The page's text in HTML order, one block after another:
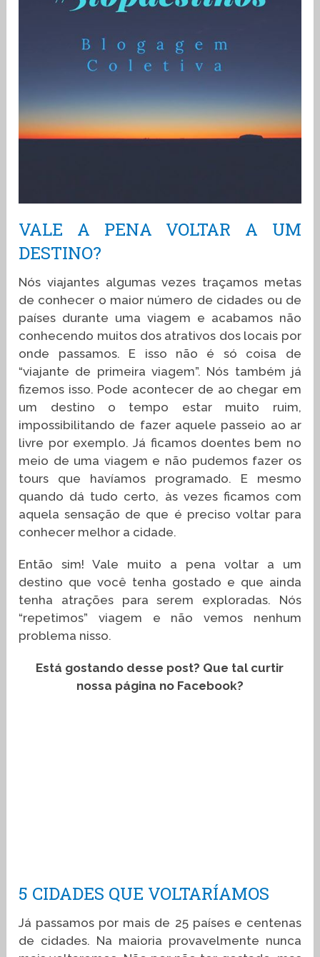
VALE A PENA VOLTAR A UM
DESTINO?
Nós viajantes algumas vezes traçamos metas
de conhecer o maior número de cidades ou de
países durante uma viagem e acabamos não
conhecendo muitos dos atrativos dos locais por
onde passamos. E isso não é só coisa de
“viajante de primeira viagem”. Nós também já
fizemos isso. Pode acontecer de ao chegar em
um destino o tempo estar muito ruim,
impossibilitando de fazer aquele passeio ao ar
livre por exemplo. Já ficamos doentes bem no
meio de uma viagem e não pudemos fazer os
tours que havíamos programado. E mesmo
quando dá tudo certo, às vezes ficamos com
aquela sensação de que é preciso voltar para
conhecer melhor a cidade.
Então sim! Vale muito a pena voltar a um
destino que você tenha gostado e que ainda
tenha atrações para serem exploradas. Nós
“repetimos” viagem e não vemos nenhum
problema nisso.
Está gostando desse post? Que tal curtir
nossa página no Facebook?
5 CIDADES QUE VOLTARÍAMOS
Já passamos por mais de 25 países e centenas
de cidades. Na maioria provavelmente nunca